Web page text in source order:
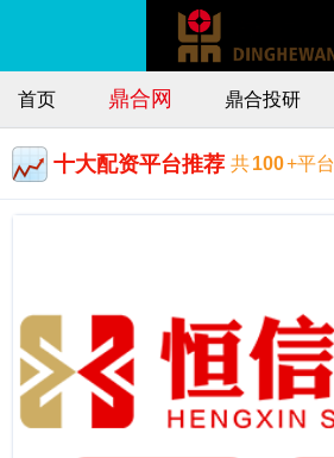
首页 鼎合网 鼎合投研
十大配资平台推荐 共100+平台